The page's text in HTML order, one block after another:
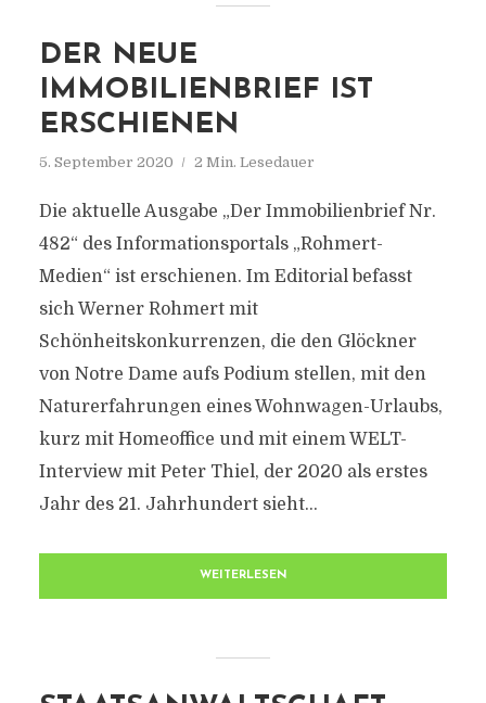
DER NEUE
IMMOBILIENBRIEF IST
ERSCHIENEN
5. September 2020 2 Min. Lesedauer
Die aktuelle Ausgabe „Der Immobilienbrief Nr.
482“ des Informationsportals „Rohmert-
Medien“ ist erschienen. Im Editorial befasst
sich Werner Rohmert mit
Schönheitskonkurrenzen, die den Glöckner
von Notre Dame aufs Podium stellen, mit den
Naturerfahrungen eines Wohnwagen-Urlaubs,
kurz mit Homeoffice und mit einem WELT-
Interview mit Peter Thiel, der 2020 als erstes
Jahr des 21. Jahrhundert sieht...
WEITERLESEN